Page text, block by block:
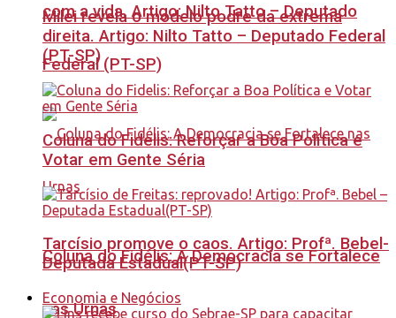
com a vida. Artigo: Nilto Tatto – Deputado
Federal (PT-SP)
Coluna do Fidélis: A Democracia se Fortalece
nas Urnas
Milei revela o modelo podre da extrema
direita. Artigo: Nilto Tatto – Deputado Federal
(PT-SP)
Coluna do Fidelis: Reforçar a Boa Política e
Votar em Gente Séria
Tarcísio promove o caos. Artigo: Profª. Bebel-
Deputada Estadual(PT-SP)
Economia e Negócios